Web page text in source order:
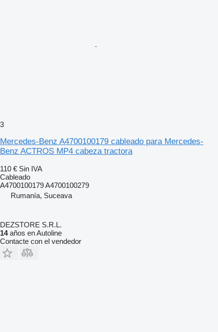
3
Mercedes-Benz A4700100179 cableado para Mercedes-
Benz ACTROS MP4 cabeza tractora
110 € Sin IVA
Cableado
A4700100179 A4700100279
Rumanía, Suceava
DEZSTORE S.R.L.
14años en Autoline
Contacte con el vendedor